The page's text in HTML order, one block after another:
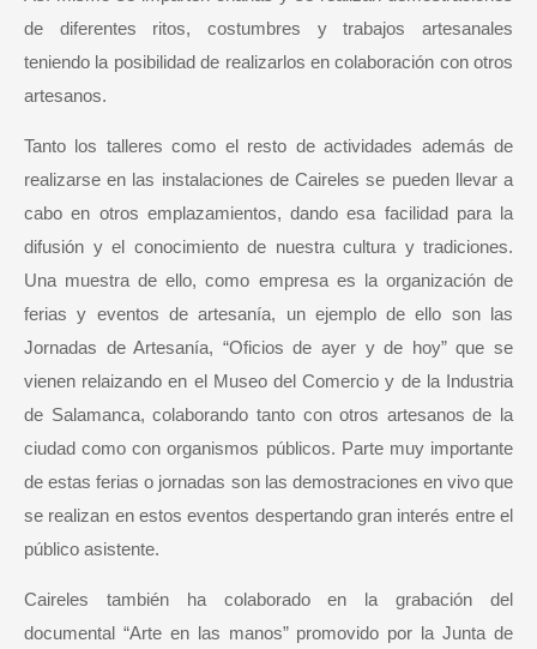
de diferentes ritos, costumbres y trabajos artesanales
teniendo la posibilidad de realizarlos en colaboración con otros
artesanos.
Tanto los talleres como el resto deactividades además de
realizarse en las instalaciones de Caireles se pueden llevar a
cabo en otros emplazamientos, dando esa facilidad para la
difusión y el conocimiento de nuestra cultura y tradiciones.
Una muestra de ello, como empresa es la organización de
ferias y eventos de artesanía, un ejemplo de ello son las
Jornadas de Artesanía, “Oficios de ayer y de hoy” que se
vienen relaizando en el Museo del Comercio y de la Industria
de Salamanca, colaborando tanto con otros artesanos de la
ciudad como con organismos públicos. Parte muy importante
de estas ferias o jornadas son las demostraciones en vivo que
se realizan en estos eventos despertando gran interés entre el
público asistente.
Caireles también ha colaborado en la grabación del
documental “Arte en las manos” promovido por la Junta de